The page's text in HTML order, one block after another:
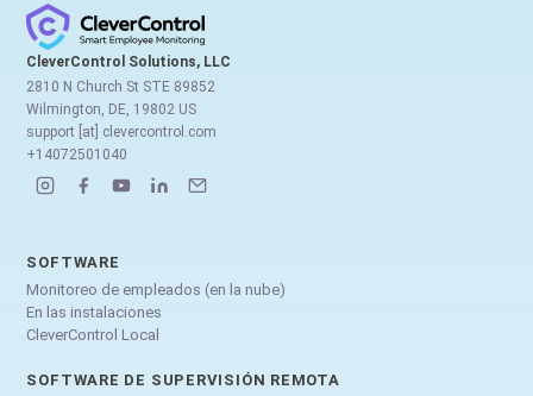
CleverControl Solutions, LLC
2810 N Church St STE 89852
Wilmington, DE, 19802 US
support [at] clevercontrol.com
+14072501040
SOFTWARE
Monitoreo de empleados (en la nube)
En las instalaciones
CleverControl Local
SOFTWARE DE SUPERVISIÓN REMOTA